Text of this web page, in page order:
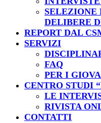
SELEZIONE
DELIBERE
REPORT DAL
SERVIZI
FAQ
PER I
CENTRO STUDI
LE
RIVISTA
CONTATTI